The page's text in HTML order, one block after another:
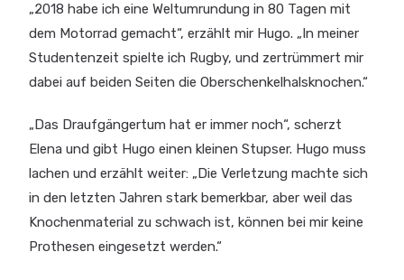
„2018 habe ich eine Weltumrundung in 80 Tagen mit
dem Motorrad gemacht“, erzählt mir Hugo. „In meiner
Studentenzeit spielte ich Rugby, und zertrümmert mir
dabei auf beiden Seiten die Oberschenkelhalsknochen.“
„Das Draufgängertum hat er immer noch“, scherzt
Elena und gibt Hugo einen kleinen Stupser. Hugo muss
lachen und erzählt weiter: „Die Verletzung machte sich
in den letzten Jahren stark bemerkbar, aber weil das
Knochenmaterial zu schwach ist, können bei mir keine
Prothesen eingesetzt werden.“